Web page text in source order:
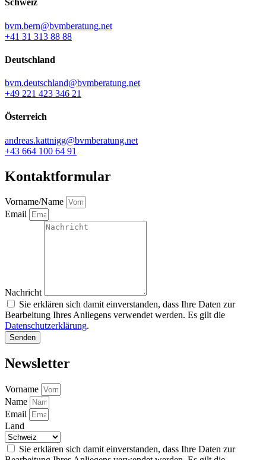
Schweiz
bvm.bern@bvmberatung.net
+41 31 313 88 88
Deutschland
bvm.deutschland@bvmberatung.net
+49 221 423 346 21
Österreich
andreas.kattnigg@bvmberatung.net
+43 664 100 64 91
Kontaktformular
Vorname/Name
Email
Nachricht
Sie erklären sich damit einverstanden, dass Ihre Daten zur
Bearbeitung Ihres Anliegens verwendet werden. Es gilt die
Datenschutzerklärung.
Senden
Newsletter
Vorname
Name
Email
Land
Sie erklären sich damit einverstanden, dass Ihre Daten zur